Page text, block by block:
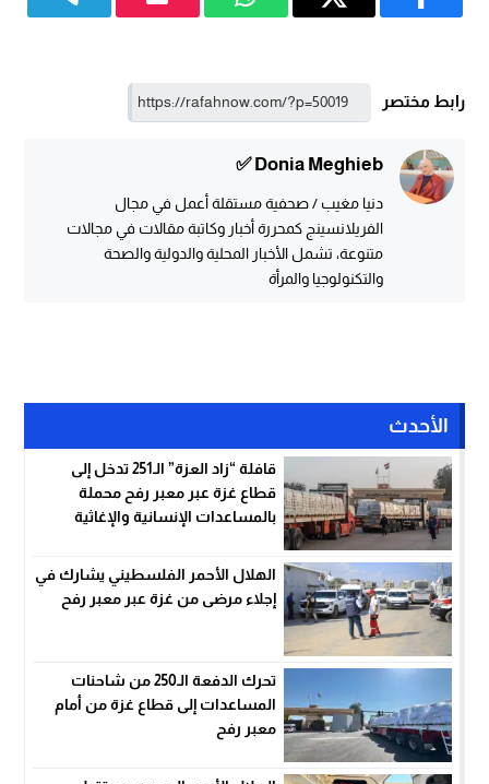
رابط مختصر
Donia Meghieb ✅
دنيا مغيب / صحفية مستقلة أعمل في مجال
الفريلانسينج كمحررة أخبار وكاتبة مقالات في مجالات
متنوعة، تشمل الأخبار المحلية والدولية والصحة
والتكنولوجيا والمرأة
الأحدث
قافلة “زاد العزة” الـ251 تدخل إلى
قطاع غزة عبر معبر رفح محملة
بالمساعدات الإنسانية والإغاثية
الهلال الأحمر الفلسطيني يشارك في
إجلاء مرضى من غزة عبر معبر رفح
تحرك الدفعة الـ250 من شاحنات
المساعدات إلى قطاع غزة من أمام
معبر رفح